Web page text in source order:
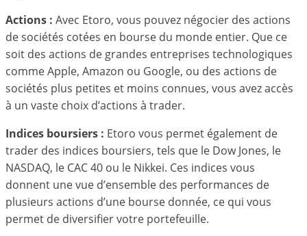
Actions : Avec Etoro, vous pouvez négocier des actions
de sociétés cotées en bourse du monde entier. Que ce
soit des actions de grandes entreprises technologiques
comme Apple, Amazon ou Google, ou des actions de
sociétés plus petites et moins connues, vous avez accès
à un vaste choix d’actions à trader.
Indices boursiers : Etoro vous permet également de
trader des indices boursiers, tels que le Dow Jones, le
NASDAQ, le CAC 40 ou le Nikkei. Ces indices vous
donnent une vue d’ensemble des performances de
plusieurs actions d’une bourse donnée, ce qui vous
permet de diversifier votre portefeuille.